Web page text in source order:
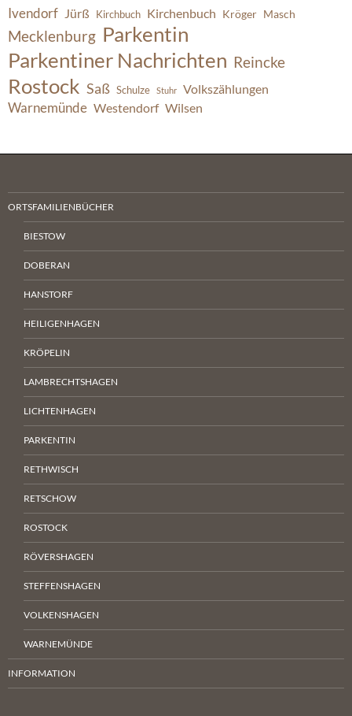
Ivendorf Jürß Kirchbuch Kirchenbuch Kröger Masch
Mecklenburg Parkentin
Parkentiner Nachrichten Reincke
Rostock Saß Schulze Stuhr Volkszählungen
Warnemünde Westendorf Wilsen
ORTSFAMILIENBÜCHER
BIESTOW
DOBERAN
HANSTORF
HEILIGENHAGEN
KRÖPELIN
LAMBRECHTSHAGEN
LICHTENHAGEN
PARKENTIN
RETHWISCH
RETSCHOW
ROSTOCK
RÖVERSHAGEN
STEFFENSHAGEN
VOLKENSHAGEN
WARNEMÜNDE
INFORMATION